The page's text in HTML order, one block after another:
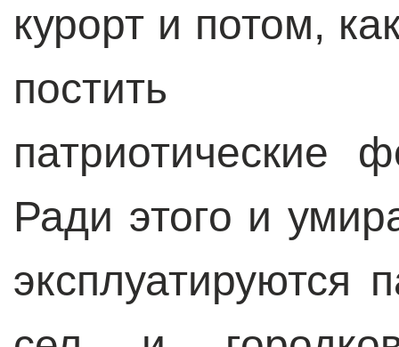
курорт и потом,
постить
патриотические
Ради этого и
эксплуатируются